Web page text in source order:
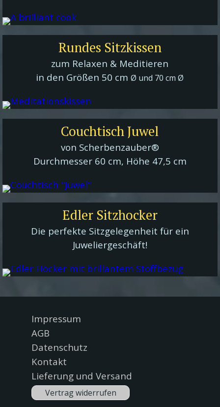
Rundes Sitzkissen
zum Relaxen & Meditieren
in den Größen 50 cmØ und 70 cmØ
Couchtisch Juwel
von Scherbenzauber®
Durchmesser 60 cm, Höhe 47,5 cm
Edler Sitzhocker
Die perfekte Sitzgelegenheit für ein
Juweliergeschäft!
Impressum
AGB
Datenschutz
Kontakt
Lieferung und Versand
Vertrag widerrufen